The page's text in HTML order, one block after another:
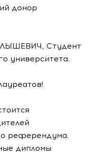
донор
Студент
университета.
референдума.
дипломы